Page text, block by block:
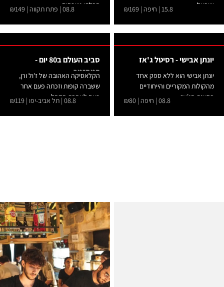
ישראל....
15.8 | חיפה | ₪169
הבלתי נשכחים...
08.8 | פתח תקווה | ₪149
יונתן אבישי - רסיטל ג'אז
יונתן אבישי הוא ללא ספק אחד
מהקולות המקוריים והייחודיים
בסצנת הג'אז...
08.8 | חיפה | ₪80
סביב העולם ב80 יום -
המחזמר
הקלאסיקה האהובה של ז'ול ורן,
ששברה קופות וזכתה פעם אחר
פעם לאהבת הקהל...
08.8 | תל אביב-יפו | ₪119